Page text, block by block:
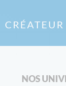
NOS